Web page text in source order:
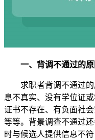
一、背调不通过的原
求职者背调不通过的
息不真实、没有学位证
证书不存在、有负面社
等等。背景调查不通过
时与候选人提供信息不